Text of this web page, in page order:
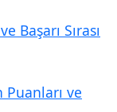
Başarı Sırası
Puanları ve